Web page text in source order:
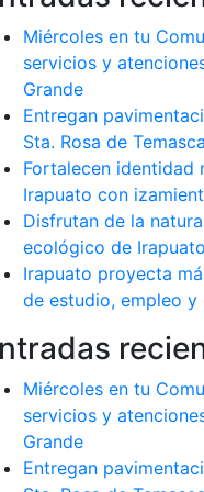
Miércoles en tu
servicios y
Grande
Entregan
Sta. Rosa de
Fortalecen identidad
Irapuato con
Disfrutan de la
ecológico de Irapuato
Irapuato proyecta
de estudio, empleo y
Miércoles en tu
servicios y
Grande
Entregan